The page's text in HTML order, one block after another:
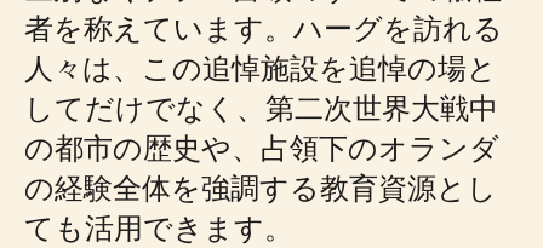
者を称えています。ハーグを訪れる
人々は、この追悼施設を追悼の場と
してだけでなく、第二次世界大戦中
の都市の歴史や、占領下のオランダ
の経験全体を強調する教育資源とし
ても活用できます。